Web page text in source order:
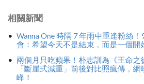
相關新聞
Wanna One 時隔 7 年雨中重逢粉絲
會：希望今天不是結束，而是一個開
兩個月只吃蘋果！朴志訓為《王命之
「斷崖式減重」前後對比照瘋傳，
峰！